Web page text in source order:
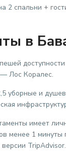
2 спальни +
в
— Лос Коралес.
уборные и
имеет
менее 1
TripAdvisor.